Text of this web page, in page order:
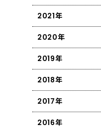
2021年
2020年
2019年
2018年
2017年
2016年